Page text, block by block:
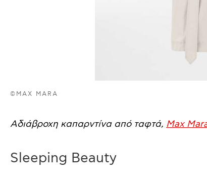
©MAX MARA
Αδιάβροχη καπαρντίνα από ταφτά, Max
Sleeping Beauty